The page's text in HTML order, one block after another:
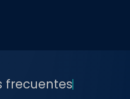
frecuentes